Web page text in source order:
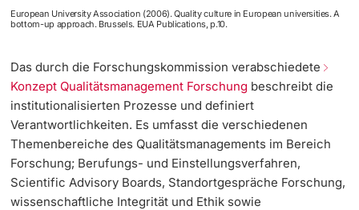
European University Association (2006). Quality culture in European universities. A
bottom-up approach. Brussels. EUA Publications, p.10.
Das durch die Forschungskommission verabschiedete
Konzept Qualitätsmanagement Forschung beschreibt die
institutionalisierten Prozesse und definiert
Verantwortlichkeiten. Es umfasst die verschiedenen
Themenbereiche des Qualitätsmanagements im Bereich
Forschung; Berufungs- und Einstellungsverfahren,
Scientific Advisory Boards, Standortgespräche Forschung,
wissenschaftliche Integrität und Ethik sowie